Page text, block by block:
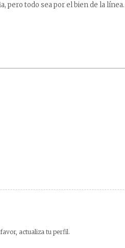
pero todo sea por el bien de la línea.
actualiza tu perfil.